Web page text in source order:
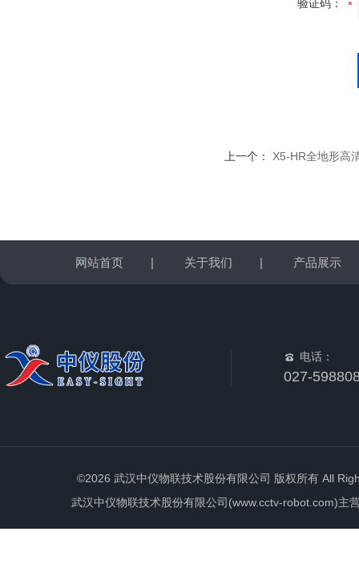
验证码：
上一个： X5-HR全地形高
网站首页 | 关于我们 | 产品展示
电话：
027-
©2026 武汉中仪物联技术股份有限公司 版权所有 All
武汉中仪物联技术股份有限公司(www.cctv-robot.com)主